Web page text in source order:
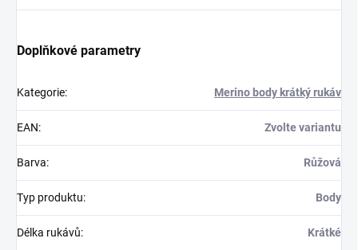
Doplňkové parametry
Kategorie: Merino body krátký rukáv
EAN: Zvolte variantu
Barva: Růžová
Typ produktu: Body
Délka rukávů: Krátké